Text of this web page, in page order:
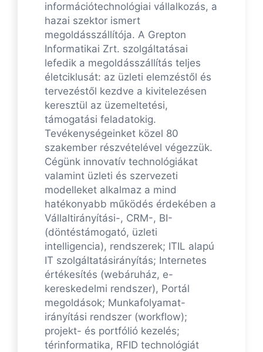
információtechnológiai vállalkozás, a
hazai szektor ismert
megoldásszállítója. A Grepton
Informatikai Zrt. szolgáltatásai
lefedik a megoldásszállítás teljes
életciklusát: az üzleti elemzéstől és
tervezéstől kezdve a kivitelezésen
keresztül az üzemeltetési,
támogatási feladatokig.
Tevékenységeinket közel 80
szakember részvételével végezzük.
Cégünk innovatív technológiákat
valamint üzleti és szervezeti
modelleket alkalmaz a mind
hatékonyabb működés érdekében a
Vállaltirányítási-, CRM-, BI-
(döntéstámogató, üzleti
intelligencia), rendszerek; ITIL alapú
IT szolgáltatásirányítás; Internetes
értékesítés (webáruház, e-
kereskedelmi rendszer), Portál
megoldások; Munkafolyamat-
irányítási rendszer (workflow);
projekt- és portfólió kezelés;
térinformatika, RFID technológiát